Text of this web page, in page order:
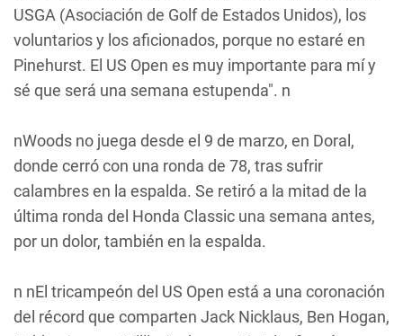
USGA (Asociación de Golf de Estados Unidos), los
voluntarios y los aficionados, porque no estaré en
Pinehurst. El US Open es muy importante para mí y
sé que será una semana estupenda". n
nWoods no juega desde el 9 de marzo, en Doral,
donde cerró con una ronda de 78, tras sufrir
calambres en la espalda. Se retiró a la mitad de la
última ronda del Honda Classic una semana antes,
por un dolor, también en la espalda.
n nEl tricampeón del US Open está a una coronación
del récord que comparten Jack Nicklaus, Ben Hogan,